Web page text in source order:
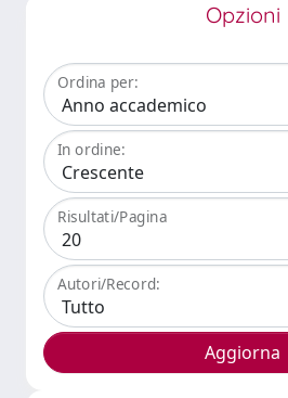
Opzioni
Ordina per:
In ordine:
Risultati/Pagina
Autori/Record: